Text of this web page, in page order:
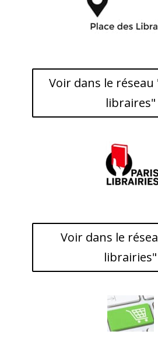
Voir dans le réseau
libraires"
Voir dans le
librairies"